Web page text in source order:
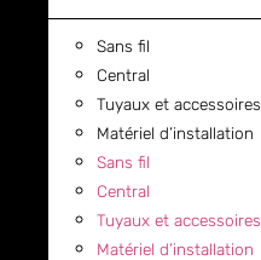
Sans fil
Central
Tuyaux et accessoires
Matériel d’installation
Sans fil
Central
Tuyaux et accessoires
Matériel d’installation